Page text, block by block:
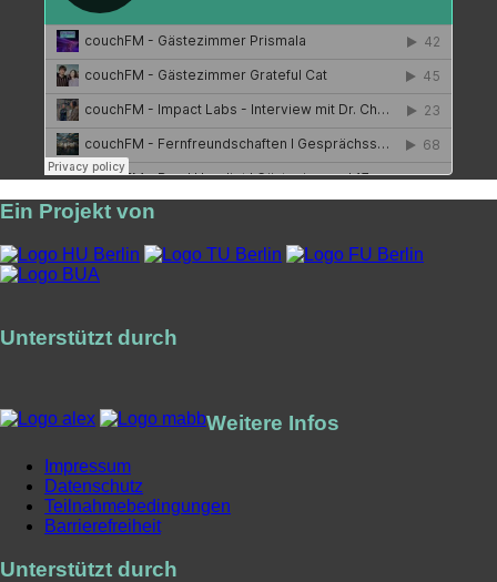
Ein Projekt von
Unterstützt durch
Weitere Infos
Impressum
Datenschutz
Teilnahmebedingungen
Barrierefreiheit
Unterstützt durch